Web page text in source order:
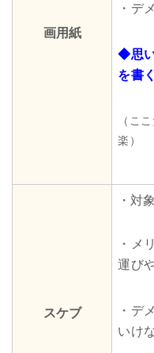
画用紙
・デ
◆思
を書
（こ
楽）
スケブ
・対
・メ
運び
・デ
いけ